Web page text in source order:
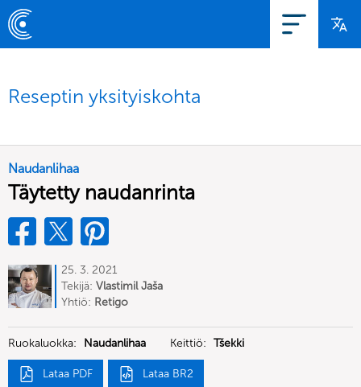
Reseptin yksityiskohta
Naudanlihaa
Täytetty naudanrinta
25. 3. 2021
Tekijä: Vlastimil Jaša
Yhtiö: Retigo
Ruokaluokka: Naudanlihaa Keittiö: Tšekki
Lataa PDF Lataa BR2